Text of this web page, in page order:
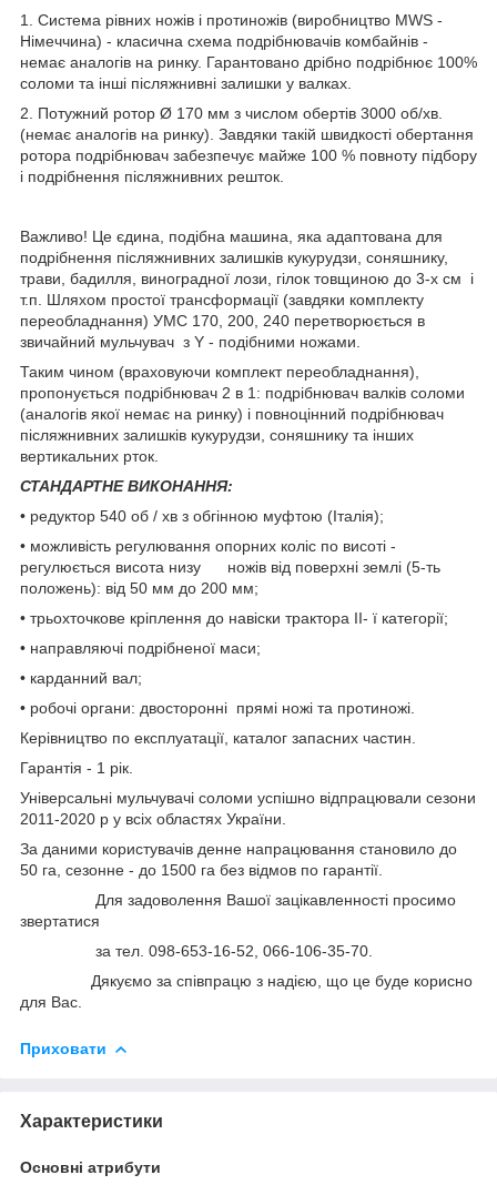
1. Система рівних ножів і протиножів (виробництво MWS -
Німеччина) - класична схема подрібнювачів комбайнів -
немає аналогів на ринку. Гарантовано дрібно подрібнює 100%
соломи та інші післяжнивні залишки у валках.
2. Потужний ротор Ø 170 мм з числом обертів 3000 об/хв.
(немає аналогів на ринку). Завдяки такій швидкості обертання
ротора подрібнювач забезпечує майже 100 % повноту підбору
і подрібнення післяжнивних решток.
Важливо! Це єдина, подібна машина, яка адаптована для
подрібнення післяжнивних залишків кукурудзи, соняшнику,
трави, бадилля, виноградної лози, гілок товщиною до 3-х см і
т.п. Шляхом простої трансформації (завдяки комплекту
переобладнання) УМС 170, 200, 240 перетворюється в
звичайний мульчувач з Y - подібними ножами.
Таким чином (враховуючи комплект переобладнання),
пропонується подрібнювач 2 в 1: подрібнювач валків соломи
(аналогів якої немає на ринку) і повноцінний подрібнювач
післяжнивних залишків кукурудзи, соняшнику та інших
вертикальних рток.
СТАНДАРТНЕ ВИКОНАННЯ:
• редуктор 540 об / хв з обгінною муфтою (Італія);
• можливість регулювання опорних коліс по висоті -
регулюється висота низу ножів від поверхні землі (5-ть
положень): від 50 мм до 200 мм;
• трьохточкове кріплення до навіски трактора II- ї категорії;
• направляючі подрібненої маси;
• карданний вал;
• робочі органи: двосторонні прямі ножі та протиножі.
Керівництво по експлуатації, каталог запасних частин.
Гарантія - 1 рік.
Універсальні мульчувачі соломи успішно відпрацювали сезони
2011-2020 р у всіх областях України.
За даними користувачів денне напрацювання становило до
50 га, сезонне - до 1500 га без відмов по гарантії.
Для задоволення Вашої зацікавленності просимо
звертатися
за тел. 098-653-16-52, 066-106-35-70.
Дякуємо за співпрацю з надією, що це буде корисно
для Вас.
Приховати
Характеристики
Основні атрибути